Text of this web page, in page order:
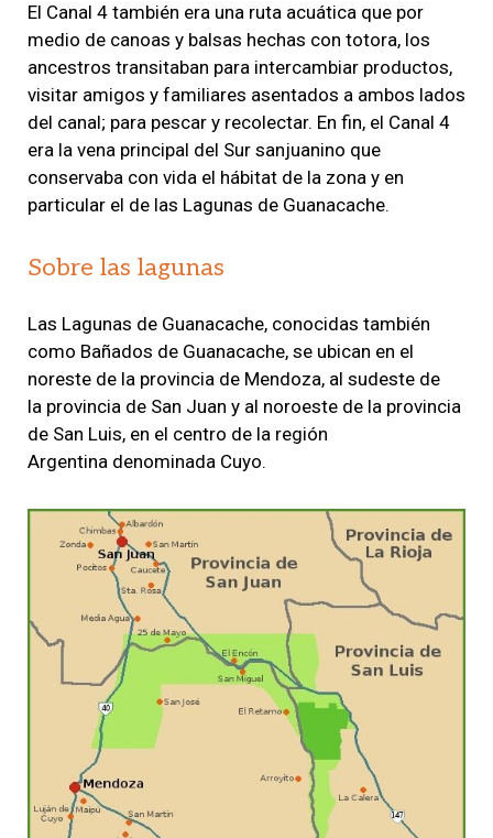
El Canal 4 también era una ruta acuática que por
medio de canoas y balsas hechas con totora, los
ancestros transitaban para intercambiar productos,
visitar amigos y familiares asentados a ambos lados
del canal; para pescar y recolectar. En fin, el Canal 4
era la vena principal del Sur sanjuanino que
conservaba con vida el hábitat de la zona y en
particular el de las Lagunas de Guanacache.
Sobre las lagunas
Las Lagunas de Guanacache, conocidas también
como Bañados de Guanacache, se ubican en el
noreste de la provincia de Mendoza, al sudeste de
la provincia de San Juan y al noroeste de la provincia
de San Luis, en el centro de la región
Argentina denominada Cuyo.